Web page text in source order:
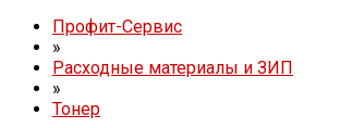
Профит-Сервис
»
Расходные материалы и ЗИП
»
Тонер